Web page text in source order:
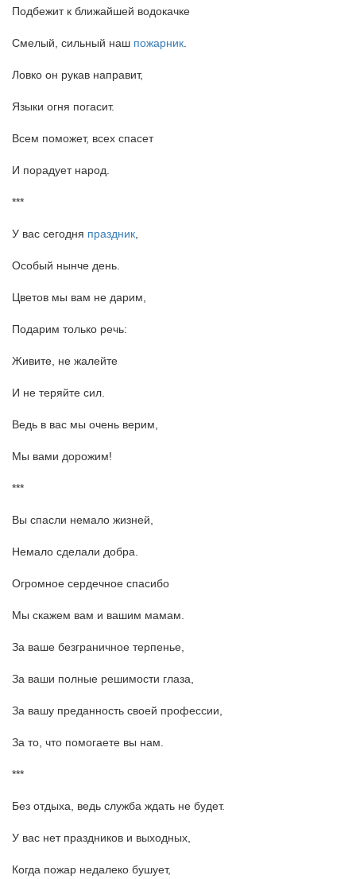
Подбежит к ближайшей водокачке
Смелый, сильный наш пожарник
Ловко он рукав направит,
Языки огня погасит.
Всем поможет, всех спасет
И порадует народ.
***
У вас сегодня праздник
Особый нынче день.
Цветов мы вам не дарим,
Подарим только речь:
Живите, не жалейте
И не теряйте сил.
Ведь в вас мы очень верим,
Мы вами дорожим!
***
Вы спасли немало жизней,
Немало сделали добра.
Огромное сердечное спасибо
Мы скажем вам и вашим мамам.
За ваше безграничное терпенье,
За ваши полные решимости глаза,
За вашу преданность своей профессии,
За то, что помогаете вы нам.
***
Без отдыха, ведь служба ждать не будет.
У вас нет праздников и выходных,
Когда пожар недалеко бушует,